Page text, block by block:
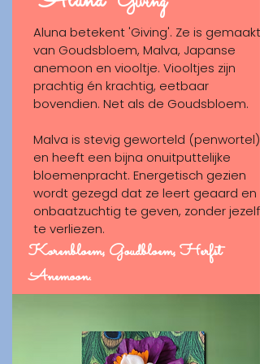
Aluna betekent 'Giving'. Ze is gemaakt
van Goudsbloem, Malva, Japanse
anemoon en viooltje. Viooltjes zijn
prachtig én krachtig, eetbaar
bovendien. Net als de Goudsbloem.
Malva is stevig geworteld (penwortel)
en heeft een bijna onuitputtelijke
bloemenpracht. Energetisch gezien
wordt gezegd dat ze leert geaard en
onbaatzuchtig te geven, zonder jezelf
te verliezen.
Korenbloem, Goudbloem, Herfst
Anemoon.